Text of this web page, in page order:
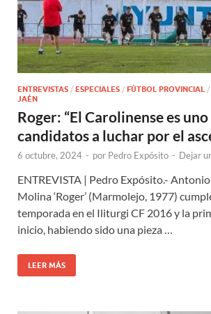
ENTREVISTAS / ESPECIALES / FÚTBOL PROVINCIAL /
JAÉN
Roger: “El Carolinense es
candidatos a luchar por el
6 octubre, 2024 - por Pedro Expósito - Dejar
ENTREVISTA | Pedro Expósito.-
Molina ‘Roger’ (Marmolejo, 1977)
temporada en el Iliturgi CF 2016 y la
inicio, habiendo sido una pieza …
LEER MÁS